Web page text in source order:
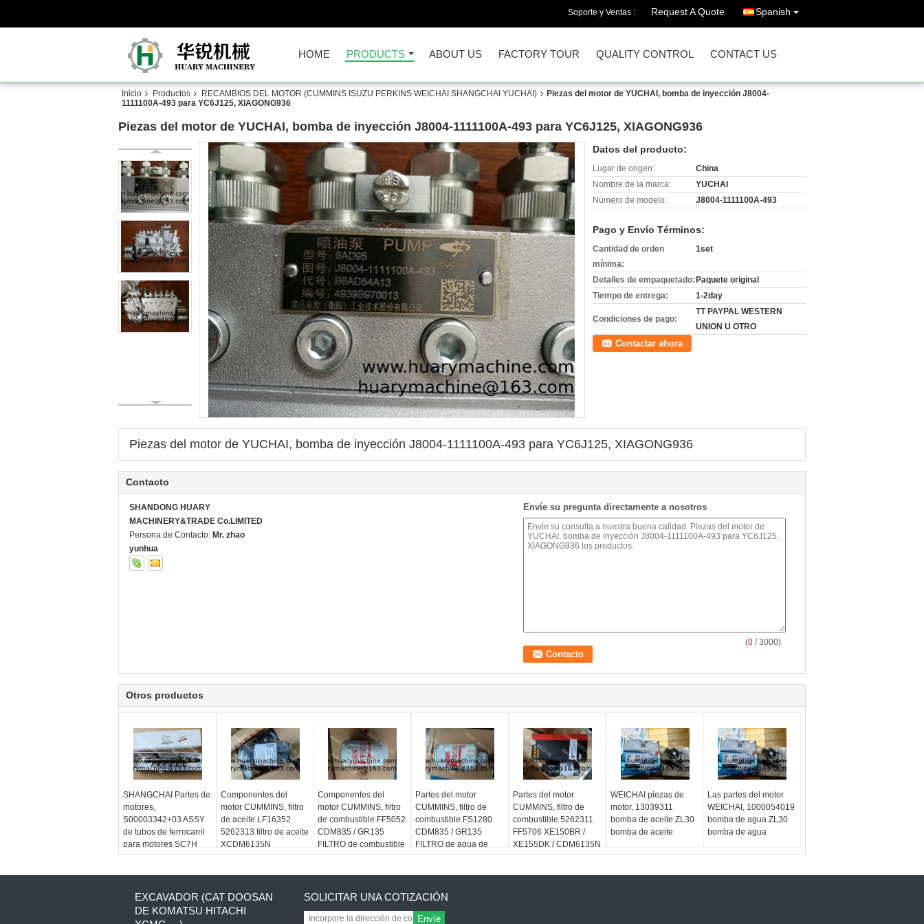
Soporte y Ventas : Request A Quote Spanish
HOME PRODUCTS ABOUT US FACTORY TOUR QUALITY CONTROL CONTACT US
Inicio Productos RECAMBIOS DEL MOTOR (CUMMINS ISUZU PERKINS WEICHAI SHANGCHAI YUCHAI)
Piezas del motor de YUCHAI, bomba de inyección J8004-
1111100A-493 para YC6J125, XIAGONG936
Piezas del motor de YUCHAI, bomba de inyección J8004-1111100A-493 para YC6J125, XIAGONG936
Datos del producto:
Lugar de origen:
China
Nombre de la marca:
YUCHAI
Número de modelo:
J8004-1111100A-493
Pago y Envío Términos:
Cantidad de orden
mínima:
1set
Detalles de empaquetado: Paquete original
Tiempo de entrega:
1-2day
Condiciones de pago:
TT PAYPAL WESTERN
UNION U OTRO
Contactar ahora
Piezas del motor de YUCHAI, bomba de inyección J8004-1111100A-493 para YC6J125, XIAGONG936
Contacto
SHANDONG HUARY
MACHINERY&TRADE Co.LIMITED
Persona de Contacto: Mr. zhao
yunhua
Envíe su pregunta directamente a nosotros
(0 / 3000)
Otros productos
SHANGCHAI Partes de
motores,
S00003342+03 ASSY
de tubos de ferrocarril
para motores SC7H
Componentes del
motor CUMMINS, filtro
de aceite LF16352
5262313 filtro de aceite
XCDM6135N
Componentes del
motor CUMMINS, filtro
de combustible FF5052
CDM835 / GR135
FILTRO de combustible
Partes del motor
CUMMINS, filtro de
combustible FS1280
CDM835 / GR135
FILTRO de agua de
combustible
Partes del motor
CUMMINS, filtro de
combustible 5262311
FF5706 XE150BR /
XE155DK / CDM6135N
WEICHAI piezas de
motor, 13039311
bomba de aceite ZL30
bomba de aceite
Las partes del motor
WEICHAI, 1000054019
bomba de agua ZL30
bomba de agua
EXCAVADOR (CAT DOOSAN
DE KOMATSU HITACHI
SOLICITAR UNA COTIZACIÓN
Envíe